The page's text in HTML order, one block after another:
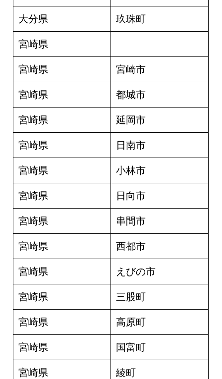
大分県 玖珠町
宮崎県
宮崎県 宮崎市
宮崎県 都城市
宮崎県 延岡市
宮崎県 日南市
宮崎県 小林市
宮崎県 日向市
宮崎県 串間市
宮崎県 西都市
宮崎県 えびの市
宮崎県 三股町
宮崎県 高原町
宮崎県 国富町
宮崎県 綾町